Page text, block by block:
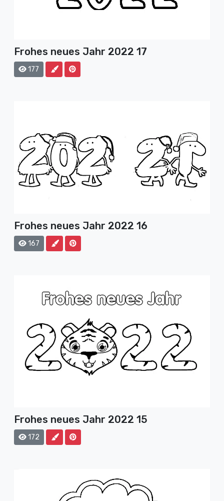
Frohes neues Jahr 2022 17
177
Frohes neues Jahr 2022 16
167
Frohes neues Jahr 2022 15
172